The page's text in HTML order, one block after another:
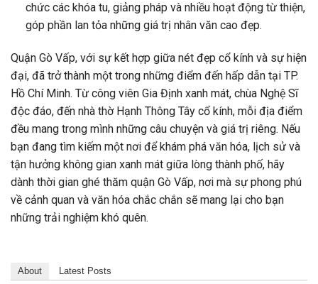
chức các khóa tu, giảng pháp và nhiều hoạt động từ thiện,
góp phần lan tỏa những giá trị nhân văn cao đẹp.
Quận Gò Vấp, với sự kết hợp giữa nét đẹp cổ kính và sự hiện
đại, đã trở thành một trong những điểm đến hấp dẫn tại TP.
Hồ Chí Minh. Từ công viên Gia Định xanh mát, chùa Nghệ Sĩ
độc đáo, đến nhà thờ Hạnh Thông Tây cổ kính, mỗi địa điểm
đều mang trong mình những câu chuyện và giá trị riêng. Nếu
bạn đang tìm kiếm một nơi để khám phá văn hóa, lịch sử và
tận hưởng không gian xanh mát giữa lòng thành phố, hãy
dành thời gian ghé thăm quận Gò Vấp, nơi mà sự phong phú
về cảnh quan và văn hóa chắc chắn sẽ mang lại cho bạn
những trải nghiệm khó quên.
About Latest Posts